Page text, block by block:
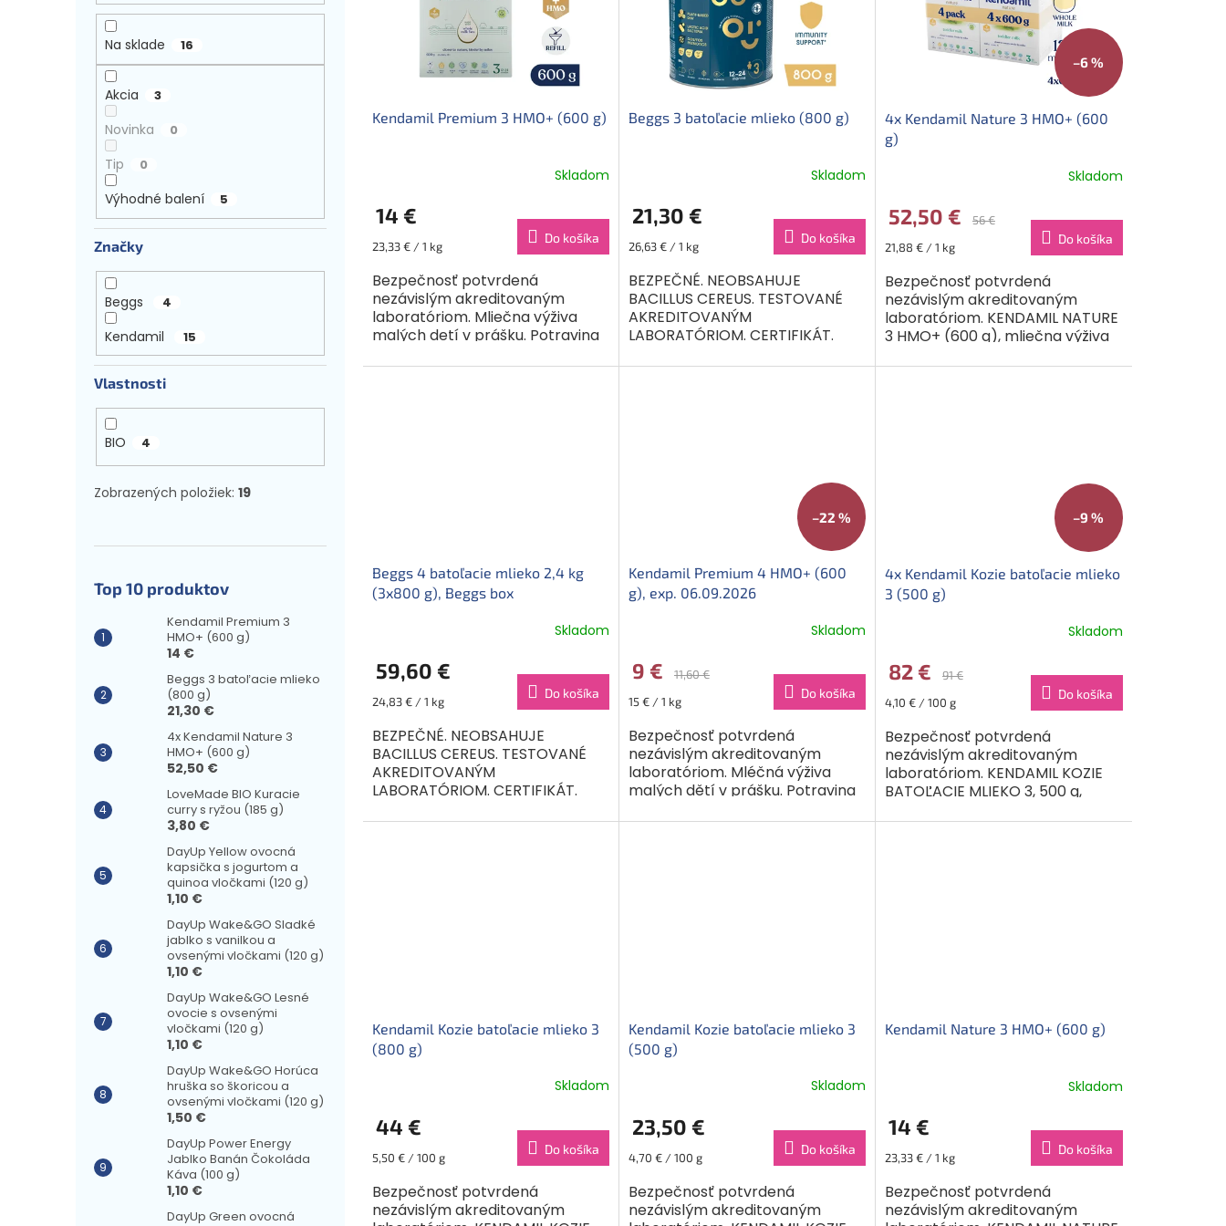
Na sklade 16
Akcia 3
Novinka 0
Tip 0
Výhodné balení 5
Značky
Beggs 4
Kendamil 15
Vlastnosti
BIO 4
Zobrazených položiek: 19
Top 10 produktov
Kendamil Premium 3
HMO+ (600 g)
14 €
Beggs 3 batoľacie mlieko
(800 g)
21,30 €
4x Kendamil Nature 3
HMO+ (600 g)
52,50 €
LoveMade BIO Kuracie
curry s ryžou (185 g)
3,80 €
DayUp Yellow ovocná
kapsička s jogurtom a
quinoa vločkami (120 g)
1,10 €
DayUp Wake&GO Sladké
jablko s vanilkou a
ovsenými vločkami (120 g)
1,10 €
DayUp Wake&GO Lesné
ovocie s ovsenými
vločkami (120 g)
1,10 €
DayUp Wake&GO Horúca
hruška so škoricou a
ovsenými vločkami (120 g)
1,50 €
DayUp Power Energy
Jablko Banán Čokoláda
Káva (100 g)
1,10 €
DayUp Green ovocná
Kendamil Premium 3 HMO+ (600 g)
Skladom
14 €
Jednotková
23,33 € / 1 kg
Do košíka
Bezpečnosť potvrdená
nezávislým akreditovaným
laboratóriom. Mliečna výživa
malých detí v prášku. Potravina
od ukončeného 12. do 24....
Beggs 3 batoľacie mlieko (800 g)
Skladom
21,30 €
Jednotková
26,63 € / 1 kg
Do košíka
BEZPEČNÉ. NEOBSAHUJE
BACILLUS CEREUS. TESTOVANÉ
AKREDITOVANÝM
LABORATÓRIOM. CERTIFIKÁT.
prášku s baktériami mliečneho
–6 %
4x Kendamil Nature 3 HMO+ (600
g)
Skladom
52,50 €
56 €
Jednotková
21,88 € / 1 kg
Do košíka
Bezpečnosť potvrdená
nezávislým akreditovaným
laboratóriom. KENDAMIL NATURE
3 HMO+ (600 g), mliečna výživa
je určená pre výživu detí od...
Beggs 4 batoľacie mlieko 2,4 kg
(3x800 g), Beggs box
Skladom
59,60 €
Jednotková
24,83 € / 1 kg
Do košíka
BEZPEČNÉ. NEOBSAHUJE
BACILLUS CEREUS. TESTOVANÉ
AKREDITOVANÝM
LABORATÓRIOM. CERTIFIKÁT.
prášku s baktériami mliečneho
–22 %
Kendamil Premium 4 HMO+ (600
g), exp. 06.09.2026
Skladom
9 €
11,60 €
Jednotková
15 € / 1 kg
Do košíka
Bezpečnosť potvrdená
nezávislým akreditovaným
laboratóriom. Mléčná výživa
malých dětí v prášku. Potravina
ukončeného 24. měsíce. Nová
–9 %
4x Kendamil Kozie batoľacie mlieko
3 (500 g)
Skladom
82 €
91 €
Jednotková
4,10 € / 100 g
Do košíka
Bezpečnosť potvrdená
nezávislým akreditovaným
laboratóriom. KENDAMIL KOZIE
BATOĽACIE MLIEKO 3, 500 g,
v prášku. Potravina je určená pre
Kendamil Kozie batoľacie mlieko 3
(800 g)
Skladom
44 €
Jednotková
5,50 € / 100 g
Do košíka
Bezpečnosť potvrdená
nezávislým akreditovaným
Kendamil Kozie batoľacie mlieko 3
(500 g)
Skladom
23,50 €
Jednotková
4,70 € / 100 g
Do košíka
Bezpečnosť potvrdená
nezávislým akreditovaným
Kendamil Nature 3 HMO+ (600 g)
Skladom
14 €
Jednotková
23,33 € / 1 kg
Do košíka
Bezpečnosť potvrdená
nezávislým akreditovaným